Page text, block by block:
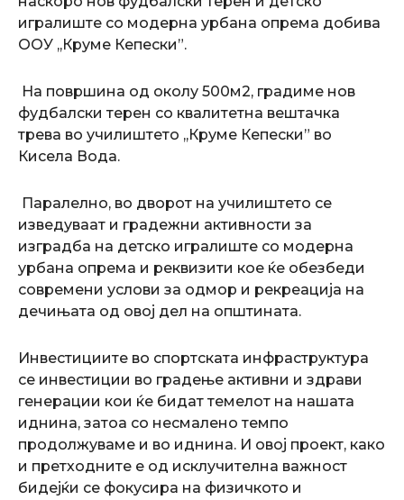
игралиште со модерна урбана опрема добива
ООУ ,,Круме Кепески”.
На површина од околу 500м2, градиме нов
фудбалски терен со квалитетна вештачка
трева во училиштето ,,Круме Кепески” во
Кисела Вода.
Паралелно, во дворот на училиштето се
изведуваат и градежни активности за
изградба на детско игралиште со модерна
урбана опрема и реквизити кое ќе обезбеди
современи услови за одмор и рекреација на
дечињата од овој дел на општината.
Инвестициите во спортската инфраструктура
се инвестиции во градење активни и здрави
генерации кои ќе бидат темелот на нашата
иднина, затоа со несмалено темпо
продолжуваме и во иднина. И овој проект, како
и претходните е од исклучителна важност
бидејќи се фокусира на физичкото и